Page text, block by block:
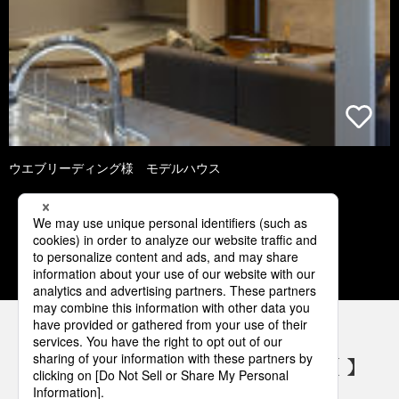
ウエブリーディング様 モデルハウス
1 2 3 4 5
パナソニックの電気設備 SNSアカウント